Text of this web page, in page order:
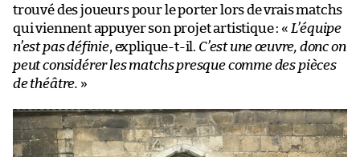
trouvé des joueurs pour le porter lors de vrais matchs
qui viennent appuyer son projet artistique : « L’équipe
n’est pas définie, explique-t-il. C’est une œuvre, donc on
peut considérer les matchs presque comme des pièces
de théâtre. »